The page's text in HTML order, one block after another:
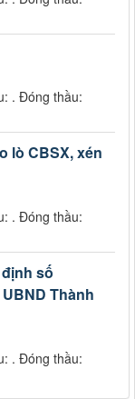
. Đóng thầu:
lò CBSX, xén
. Đóng thầu:
số
Thành
. Đóng thầu: